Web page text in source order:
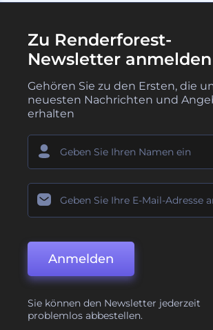
Zu Renderforest-
Newsletter anmelden
Gehören Sie zu den Ersten, die
neuesten Nachrichten und
erhalten
Anmelden
Sie können den Newsletter jederzeit
problemlos abbestellen.